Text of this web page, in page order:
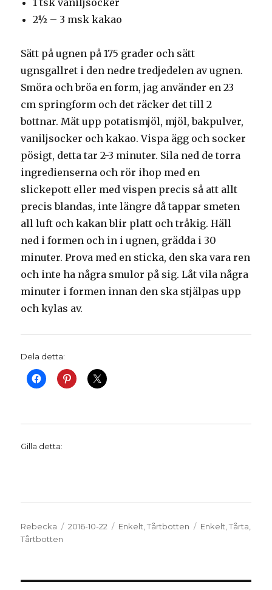
1 tsk vaniljsocker
2½ – 3 msk kakao
Sätt på ugnen på 175 grader och sätt
ugnsgallret i den nedre tredjedelen av ugnen.
Smöra och bröa en form, jag använder en 23
cm springform och det räcker det till 2
bottnar. Mät upp potatismjöl, mjöl, bakpulver,
vaniljsocker och kakao. Vispa ägg och socker
pösigt, detta tar 2-3 minuter. Sila ned de torra
ingredienserna och rör ihop med en
slickepott eller med vispen precis så att allt
precis blandas, inte längre då tappar smeten
all luft och kakan blir platt och tråkig. Häll
ned i formen och in i ugnen, grädda i 30
minuter. Prova med en sticka, den ska vara ren
och inte ha några smulor på sig. Låt vila några
minuter i formen innan den ska stjälpas upp
och kylas av.
Dela detta:
Gilla detta:
Författare
Rebecka
Publicerat
2016-10-22 Kategorier
Enkelt ,Tårtbotten Etiketter
Enkelt ,Tårta
Tårtbotten